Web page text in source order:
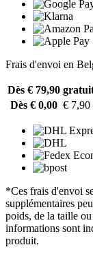
Frais d'envoi en
Dès € 79,90
Dès € 0,00 € 7,90
*Ces frais d'envoi
supplémentaires
poids, de la taille
informations sont
produit.